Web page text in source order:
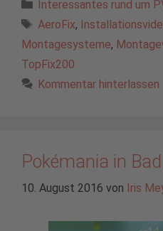
Kategorien
Interessantes rund um
Schlagwörter
AeroFix,
Montagesysteme,
TopFix200
Kommentar hinterlassen
Pokémania in
10. August 2016 von Iris